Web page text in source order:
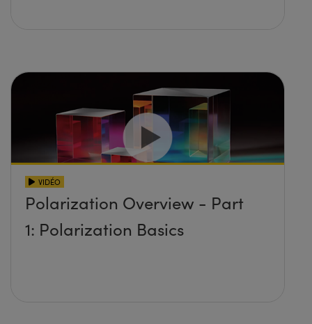
VIDÉO
Polarization Overview - Part
1: Polarization Basics